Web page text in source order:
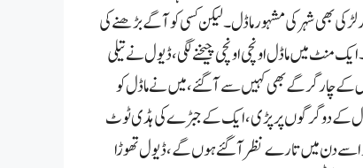
بھی شہر کی مشہور ماڈل۔لیکن کسی کوآگے بڑھنے کی
میں ماڈل اونچی اونچی چیخنے لگی ،ڈیول نے تیلی
کے چار گرگے بھی کہیں سے آگئے،میں نے ماڈل کو
ڈیول کے دو گرگوں پر پڑی ،ایک کے جبڑے کی ہڈی ٹوٹ
تو اسے دن میں تارے نظر آگئے ہوں گے،ڈیول تھوڑا